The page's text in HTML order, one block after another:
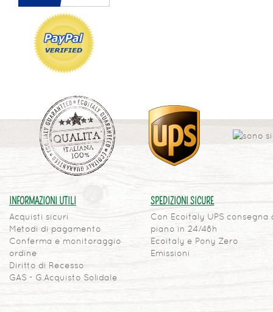
INFORMAZIONI UTILI
Acquisti sicuri
Metodi di pagamento
Conferma e monitoraggio
ordine
Diritto di Recesso
GAS - G.Acquisto Solidale
SPEDIZIONI SICURE
Con Ecoitaly UPS consegna
piano in 24/48h
Ecoitaly e Pony Zero
Emissioni